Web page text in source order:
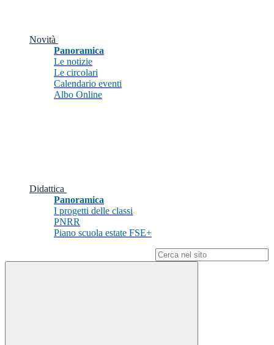
Novità
Panoramica
Le notizie
Le circolari
Calendario eventi
Albo Online
Didattica
Panoramica
I progetti delle classi
PNRR
Piano scuola estate FSE+